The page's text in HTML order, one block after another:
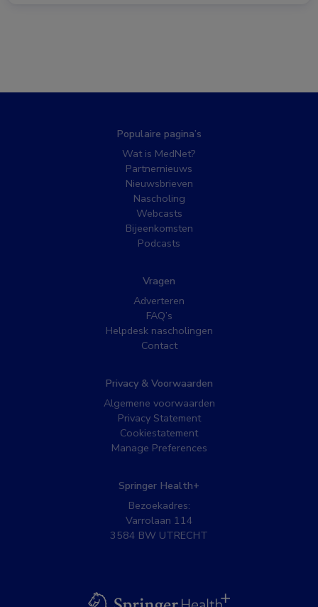
Populaire pagina’s
Wat is MedNet?
Partnernieuws
Nieuwsbrieven
Nascholing
Webcasts
Bijeenkomsten
Podcasts
Vragen
Adverteren
FAQ’s
Helpdesk nascholingen
Contact
Privacy & Voorwaarden
Algemene voorwaarden
Privacy Statement
Cookiestatement
Manage Preferences
Springer Health+
Bezoekadres:
Varrolaan 114
3584 BW UTRECHT
BSL